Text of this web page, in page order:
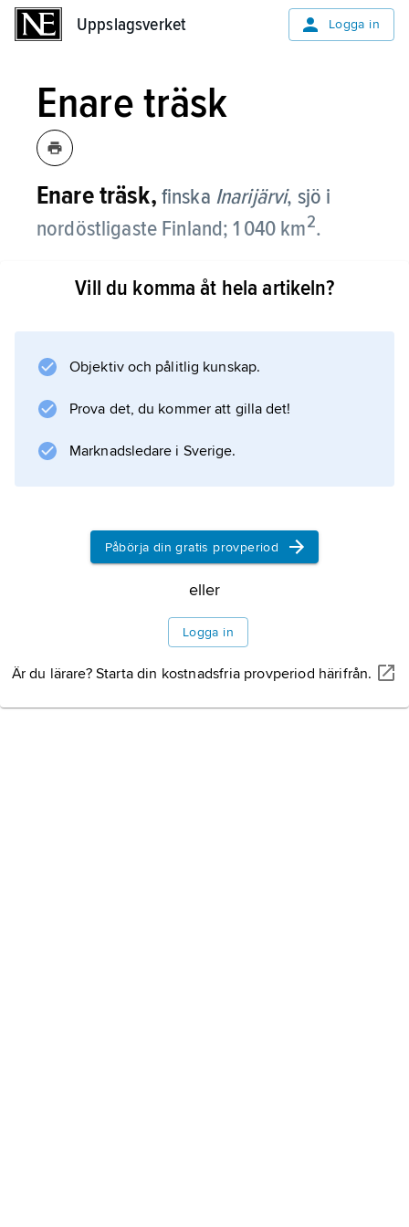
Uppslagsverket Logga in
Enare träsk
Enare träsk, finska Inarijärvi, sjö i
nordöstligaste Finland; 1 040 km2.
ligger 118 m ö.h. Enare träsk är grund och har
avvattnas Enare träsk till Norra ishavet.
Information om artikeln
Vill du komma åt hela artikeln?
Objektiv och pålitlig kunskap.
Prova det, du kommer att gilla det!
Marknadsledare i Sverige.
Påbörja din gratis provperiod
eller
Logga in
Är du lärare? Starta din kostnadsfria provperiod härifrån.